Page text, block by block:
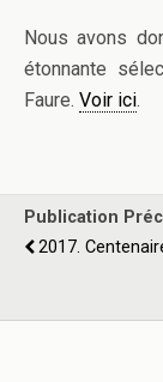
Nous avons
étonnante
Faure. Voir ici.
Publication
2017.